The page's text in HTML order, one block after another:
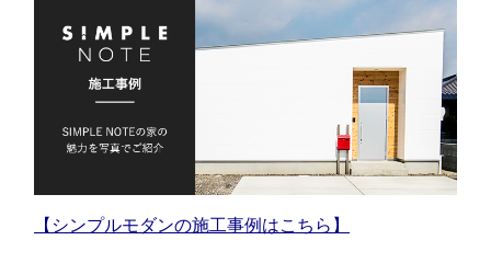
【シンプルモダンの施工事例はこちら】